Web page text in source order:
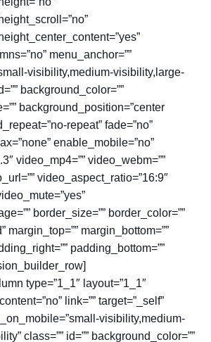
menu_anchor=””
visibility,medium-visibility,large-
background_color=””
background_position=”center
repeat” fade=”no”
enable_mobile=”no”
video_mp4=”” video_webm=””
video_aspect_ratio=”16:9″
border_size=”” border_color=””
margin_top=”” margin_bottom=””
padding_bottom=””
type=”1_1″ layout=”1_1″
link=”” target=”_self”
visibility,medium-
class=”” id=”” background_color=””